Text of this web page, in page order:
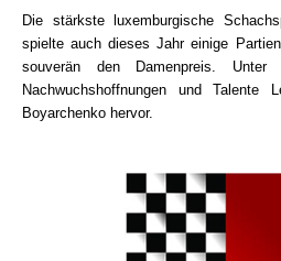
Die stärkste luxemburgische
spielte auch dieses Jahr einige
souverän den Damenpreis. Unter
Nachwuchshoffnungen und Talente
Boyarchenko hervor.